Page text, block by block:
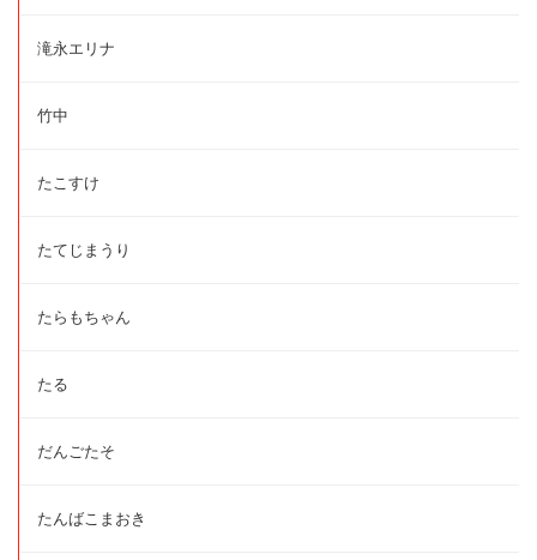
滝永エリナ
竹中
たこすけ
たてじまうり
たらもちゃん
たる
だんごたそ
たんばこまおき